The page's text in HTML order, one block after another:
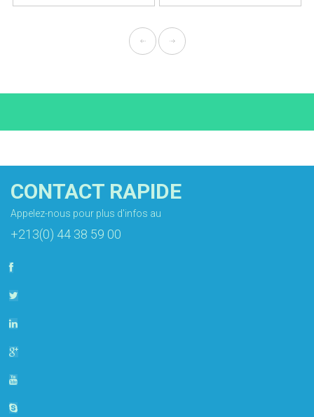
CONTACT RAPIDE
Appelez-nous pour plus d'infos au
+213(0) 44 38 59 00